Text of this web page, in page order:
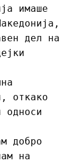
имаше
дел на
откако
односи
добро
на